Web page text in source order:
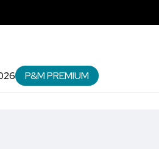
P&M PREMIUM